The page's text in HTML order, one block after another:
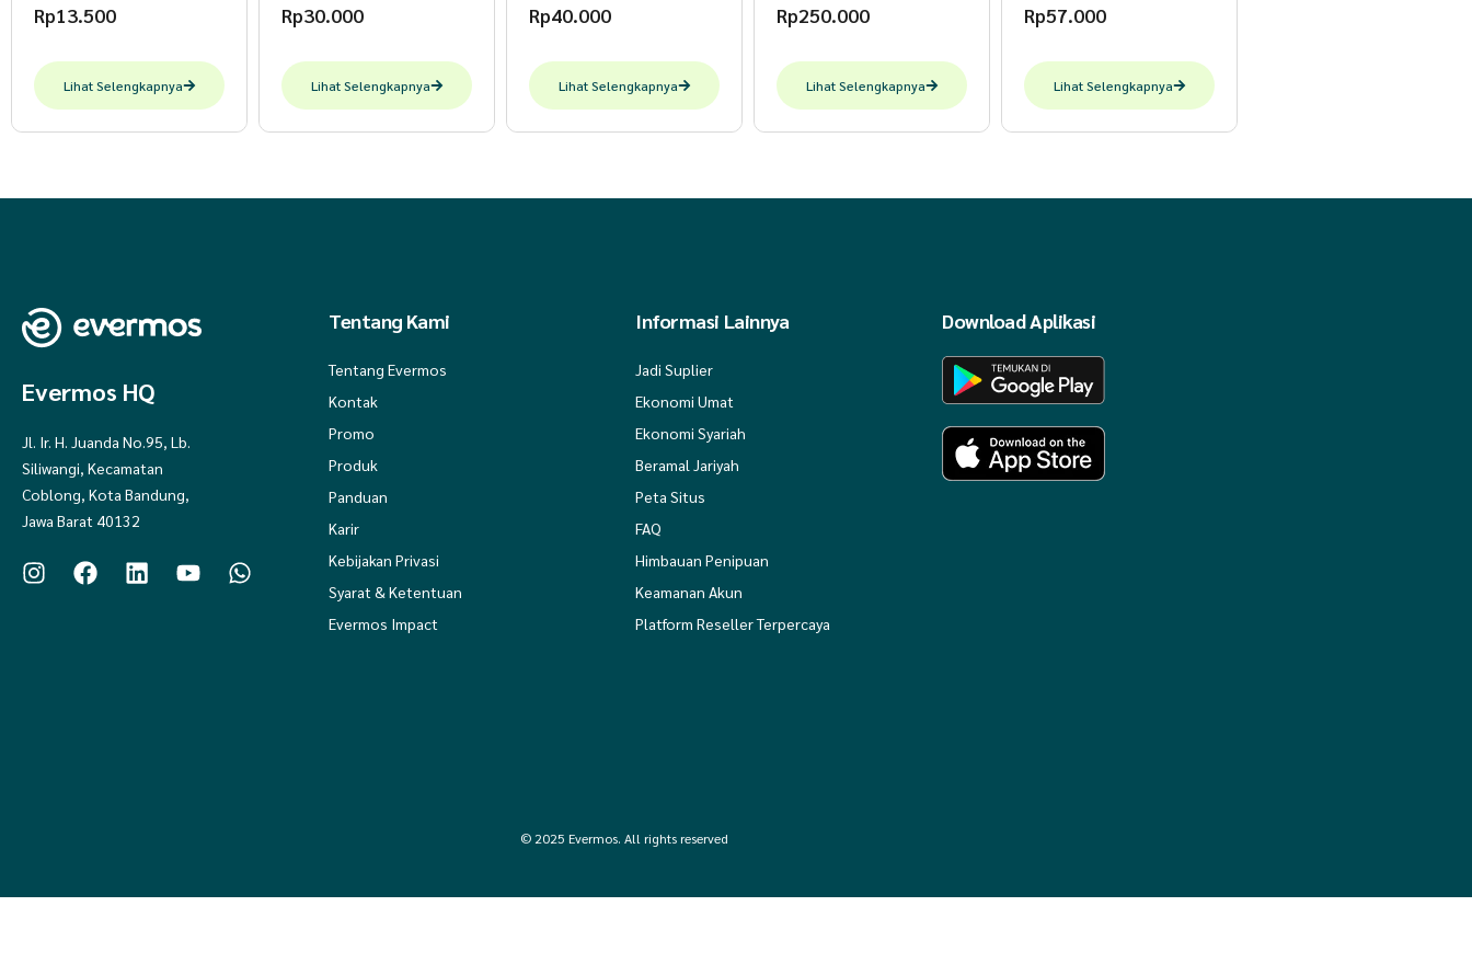
Rp13.500
Lihat Selengkapnya
Rp30.000
Lihat Selengkapnya
Rp40.000
Lihat Selengkapnya
Rp250.000
Lihat Selengkapnya
Rp57.000
Lihat Selengkapnya
Evermos HQ
Jl. Ir. H. Juanda No.95, Lb.
Siliwangi, Kecamatan
Coblong, Kota Bandung,
Jawa Barat 40132
Tentang Kami
Tentang Evermos
Kontak
Promo
Produk
Panduan
Karir
Kebijakan Privasi
Syarat & Ketentuan
Evermos Impact
Informasi Lainnya
Jadi Suplier
Ekonomi Umat
Ekonomi Syariah
Beramal Jariyah
Peta Situs
FAQ
Himbauan Penipuan
Keamanan Akun
Platform Reseller Terpercaya
Download Aplikasi
© 2025 Evermos. All rights reserved